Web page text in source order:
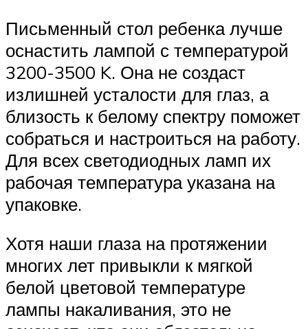
Письменный стол ребенка лучше
оснастить лампой с температурой
3200-3500 K. Она не создаст
излишней усталости для глаз, а
близость к белому спектру поможет
собраться и настроиться на работу.
Для всех светодиодных ламп их
рабочая температура указана на
упаковке.
Хотя наши глаза на протяжении
многих лет привыкли к мягкой
белой цветовой температуре
лампы накаливания, это не